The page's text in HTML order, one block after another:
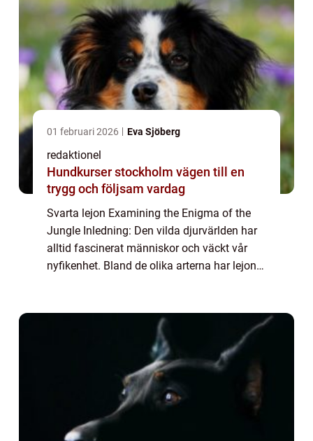
01 februari 2026 Eva Sjöberg
redaktionel
Hundkurser stockholm vägen till en
trygg och följsam vardag
Svarta lejon Examining the Enigma of the
Jungle Inledning: Den vilda djurvärlden har
alltid fascinerat människor och väckt vår
nyfikenhet. Bland de olika arterna har lejonet